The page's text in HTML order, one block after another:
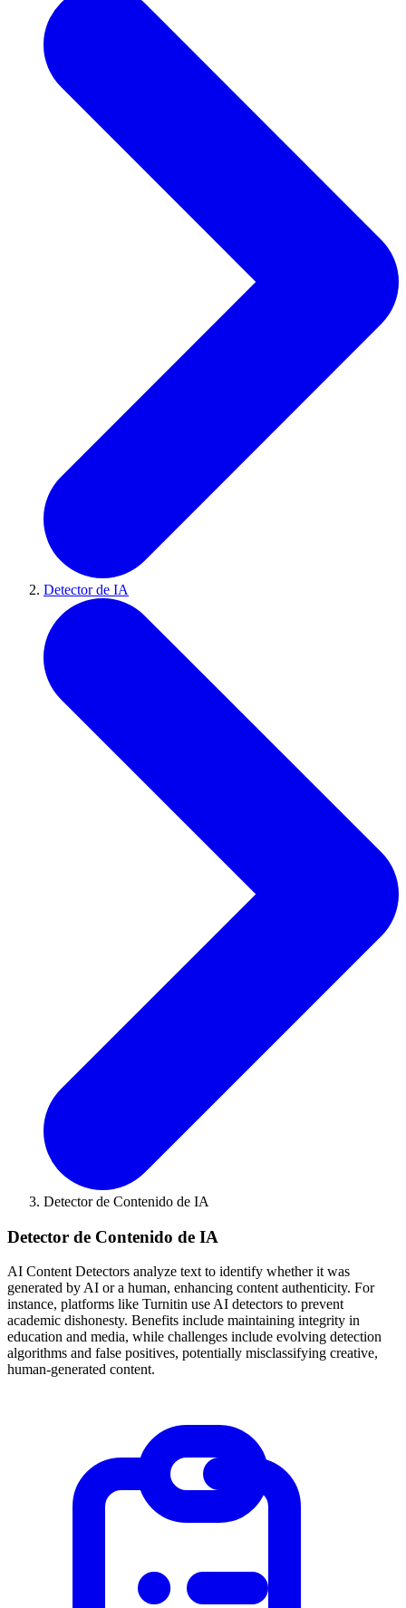
Detector de IA
Detector de Contenido de IA
Detector de Contenido de IA
AI Content Detectors analyze text to identify whether it was
generated by AI or a human, enhancing content authenticity. For
instance, platforms like Turnitin use AI detectors to prevent
academic dishonesty. Benefits include maintaining integrity in
education and media, while challenges include evolving detection
algorithms and false positives, potentially misclassifying creative,
human-generated content.